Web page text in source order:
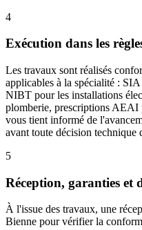
4
Exécution dans les
Les travaux sont réalisés
applicables à la spécialité :
NIBT pour les installations
plomberie, prescriptions AEAI
vous tient informé de
avant toute décision
5
Réception, garanties et
À l'issue des travaux, une
Bienne pour vérifier la